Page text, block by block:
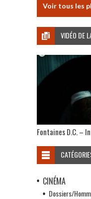
Voir tous les
VIDÉO DE
Fontaines D.C. –
CINÉMA
Dossiers/